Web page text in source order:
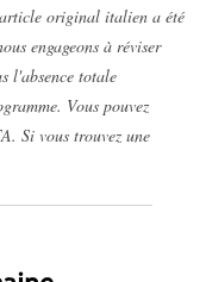
original italien a été
engageons à réviser
l'absence totale
Vous pouvez
Si vous trouvez une